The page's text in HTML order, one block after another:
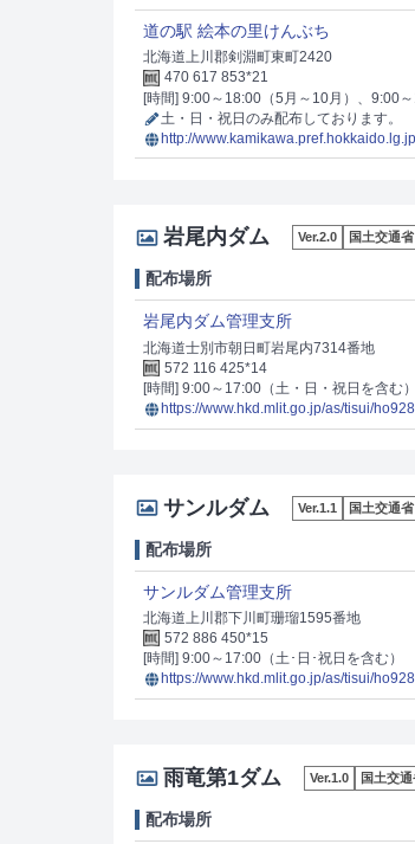
道の駅 絵本の里けんぶち
北海道上川郡剣淵町東町2420
470 617 853*21
[時間] 9:00～18:00（5月～10月）、9:00～
土・日・祝日のみ配布しております。
http://
岩尾内ダム Ver.2.0 国土交通省
配布場所
岩尾内ダム管理支所
北海道士別市朝日町岩尾内7314番地
572 116 425*14
[時間] 9:00～17:00（土・日・祝日を含む）
https://www.hkd.mlit.go.jp/as/tisui/
サンルダム Ver.1.1 国土交通省
配布場所
サンルダム管理支所
北海道上川郡下川町珊瑠1595番地
572 886 450*15
[時間] 9:00～17:00（土･日･祝日を含む）
https://www.hkd.mlit.go.jp/as/tisui/
雨竜第1ダム Ver.1.0 国土交
配布場所